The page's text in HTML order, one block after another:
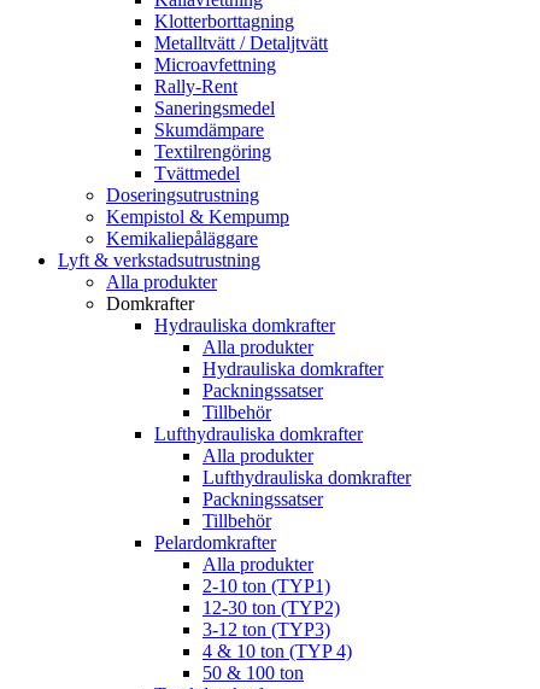
Klotterborttagning
Metalltvätt / Detaljtvätt
Microavfettning
Rally-Rent
Saneringsmedel
Skumdämpare
Textilrengöring
Tvättmedel
Doseringsutrustning
Kempistol & Kempump
Kemikaliepåläggare
Lyft & verkstadsutrustning
Alla produkter
Domkrafter
Hydrauliska domkrafter
Alla produkter
Hydrauliska domkrafter
Packningssatser
Tillbehör
Lufthydrauliska domkrafter
Alla produkter
Lufthydrauliska domkrafter
Packningssatser
Tillbehör
Pelardomkrafter
Alla produkter
2-10 ton (TYP1)
12-30 ton (TYP2)
3-12 ton (TYP3)
4 & 10 ton (TYP 4)
50 & 100 ton